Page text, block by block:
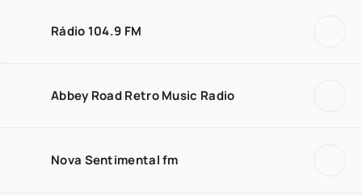
Rádio 104.9 FM
Abbey Road Retro Music Radio
Nova Sentimental fm